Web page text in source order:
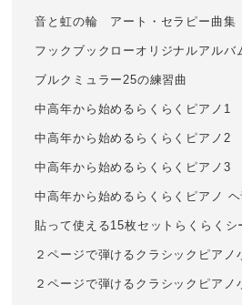
音と虹の輪 アート・セラピー曲集
フックブックローオリジナルアルバ
ブルクミュラー25の練習曲
中高年から始めるらくらくピアノ1
中高年から始めるらくらくピアノ2
中高年から始めるらくらくピアノ3
中高年から始めるらくらくピアノ
貼って使える15枚セットらくらくシ
２ページで弾けるクラシックピアノ
２ページで弾けるクラシックピアノ